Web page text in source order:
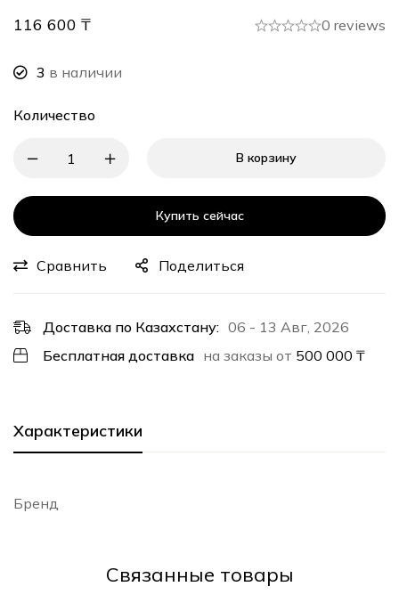
116 600 ₸ 0 reviews
3 в наличии
Количество
В корзину
Купить сейчас
Сравнить Поделиться
Доставка по Казахстану: 06 - 13 Авг, 2026
Бесплатная доставка на заказы от 500 000 ₸
Характеристики
Бренд
Cвязанные товары